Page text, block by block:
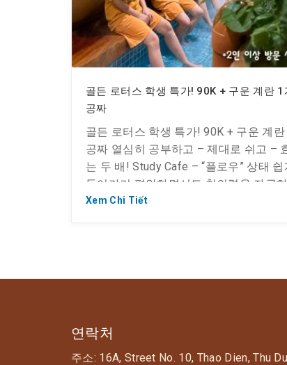
골든 로터스 학생 특가! 90K + 구운 계란 1
공짜
골든 로터스 학생 특가! 90K + 구운 계란
공짜 열심히 공부하고 – 제대로 쉬고 –
는 두 배! Study Cafe – “플로우” 상태 쉽
들어가기 편안하면서도 창의력을 자극하
공부 공간, 자연스럽게 사람들과 연결도
Xem Chi Tiết
연락처
주소: 16A, Street No. 10, Thao Dien, Thu